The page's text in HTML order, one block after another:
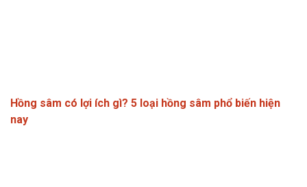
Hồng sâm có lợi ích gì? 5 loại hồng sâm phổ biến hiện
nay